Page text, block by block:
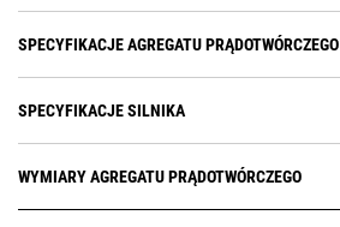
SPECYFIKACJE AGREGATU PRĄDOTWÓRCZEGO
SPECYFIKACJE SILNIKA
WYMIARY AGREGATU PRĄDOTWÓRCZEGO